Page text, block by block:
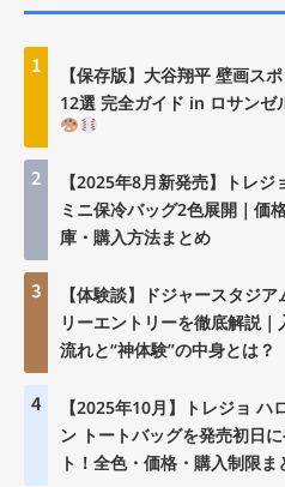
1
【保存版】大谷翔平 壁画ス
12選 完全ガイド in ロサンゼ
2
【2025年8月新発売】トレジ
ミニ保冷バッグ2色展開｜価
庫・購入方法まとめ
3
【体験談】ドジャースタジア
リーエントリーを徹底解説｜
流れと“神体験”の中身とは？
4
【2025年10月】トレジョ ハ
ン トートバッグを発売初日
ト！全色・価格・購入制限ま